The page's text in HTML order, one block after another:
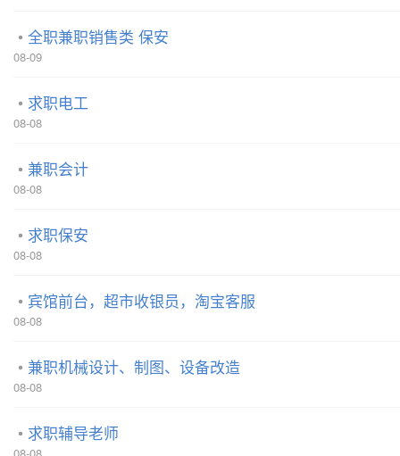
全职兼职销售类 保安
08-09
求职电工
08-08
兼职会计
08-08
求职保安
08-08
宾馆前台，超市收银员，淘宝客服
08-08
兼职机械设计、制图、设备改造
08-08
求职辅导老师